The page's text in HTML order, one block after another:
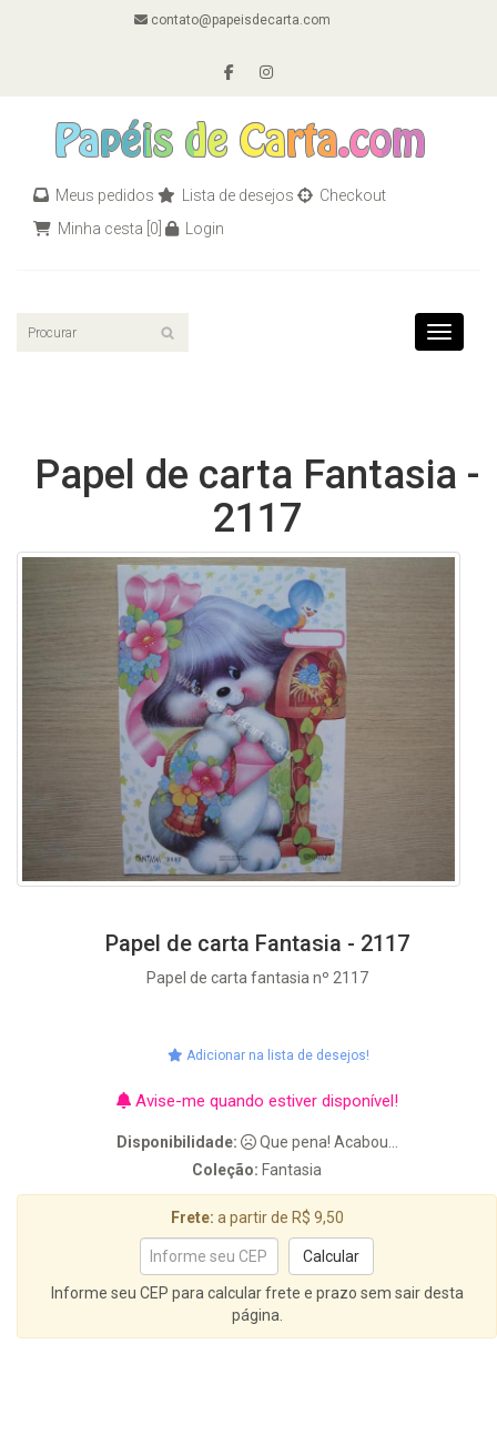
contato@papeisdecarta.com
Meus pedidos Lista de desejos
Checkout
Minha cesta [0] Login
Toggle
Papel de carta Fantasia -
2117
Papel de carta Fantasia - 2117
Papel de carta fantasia nº 2117
Adicionar na lista de desejos!
Avise-me quando estiver disponível!
Disponibilidade:
Que pena! Acabou...
Coleção: Fantasia
Frete: a partir de R$ 9,50
Informe seu CEP para calcular frete e prazo sem sair desta
página.